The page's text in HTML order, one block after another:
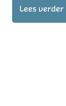
Lees verder